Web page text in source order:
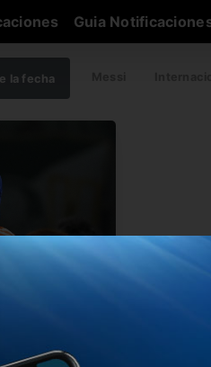
Guia
la fecha
en la